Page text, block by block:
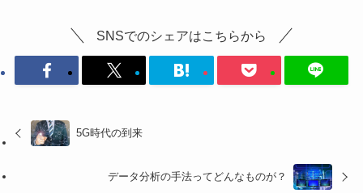
SNSでのシェアはこちらから
5G時代の到来
データ分析の手法ってどんなものが？